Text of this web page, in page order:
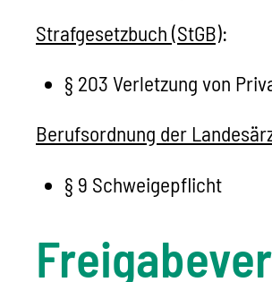
Strafgesetzbuch (StGB):
§ 203 Verletzung von
Berufsordnung der
§ 9 Schweigepflicht